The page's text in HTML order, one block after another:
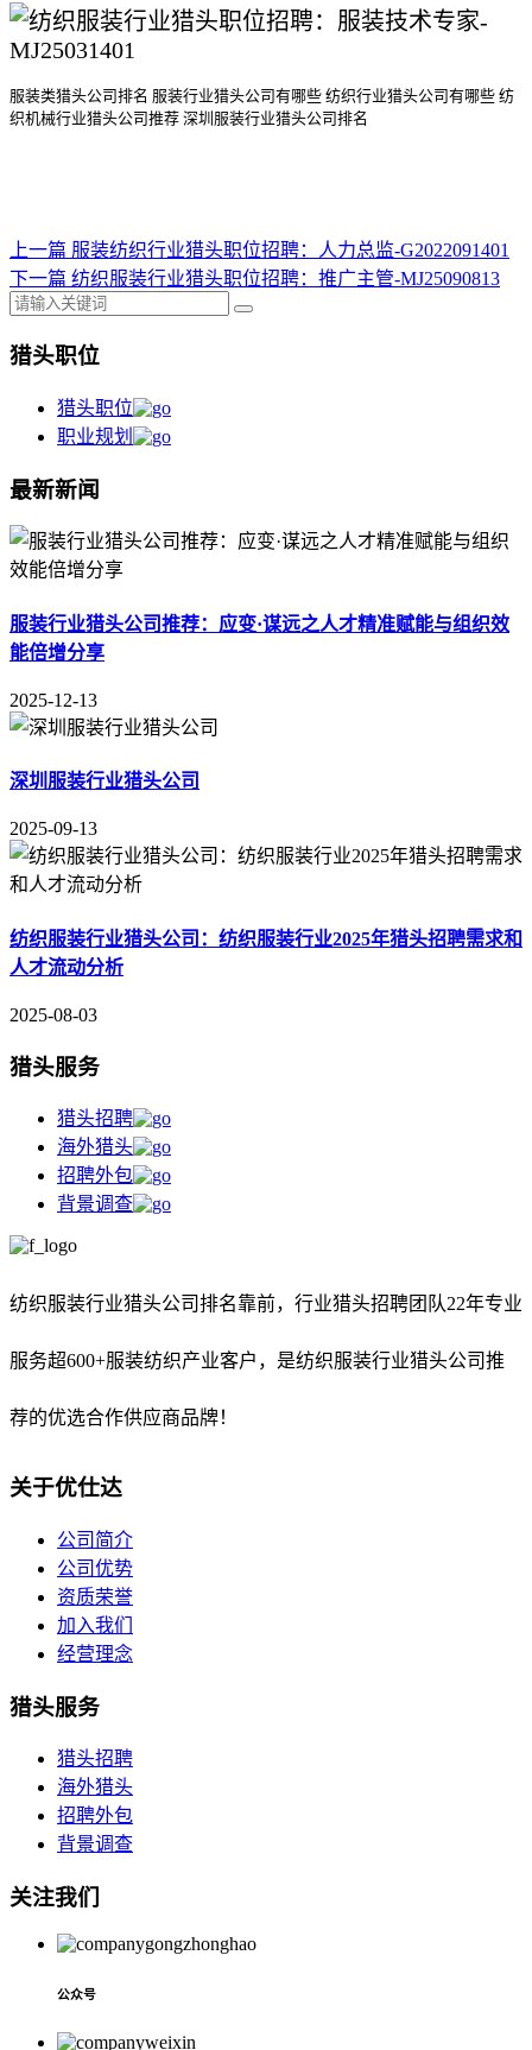
服装类猎头公司排名 服装行业猎头公司有哪些 纺织行业猎头公司有哪些 纺
织机械行业猎头公司推荐 深圳服装行业猎头公司排名
上一篇 服装纺织行业猎头职位招聘：人力总监-G2022091401
下一篇 纺织服装行业猎头职位招聘：推广主管-MJ25090813
猎头职位
猎头职位
职业规划
最新新闻
服装行业猎头公司推荐：应变·谋远之人才精准赋能与组织效
能倍增分享
2025-12-13
深圳服装行业猎头公司
2025-09-13
纺织服装行业猎头公司：纺织服装行业2025年猎头招聘需求和
人才流动分析
2025-08-03
猎头服务
猎头招聘
海外猎头
招聘外包
背景调查
纺织服装行业猎头公司排名靠前， 行业猎头招聘团队22年专业
服务超600+服装纺织产业客户，是纺织服装行业猎头公司推
荐的优选合作供应商品牌！
关于优仕达
公司简介
公司优势
资质荣誉
加入我们
经营理念
猎头服务
猎头招聘
海外猎头
招聘外包
背景调查
关注我们
公众号